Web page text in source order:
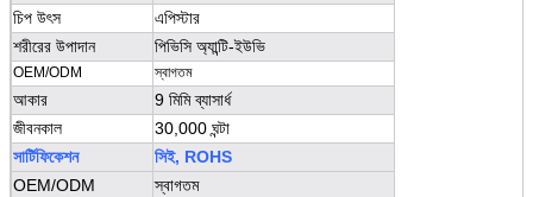
চিপ উৎস
এপিস্টার
শরীরের উপাদান
পিভিসি অ্যান্টি-ইউভি
OEM/ODM স্বাগতম
আকার
9 মিমি ব্যাসার্ধ
জীবনকাল
30,000 ঘন্টা
সার্টিফিকেশন
সিই, ROHS
OEM/ODM
স্বাগতম